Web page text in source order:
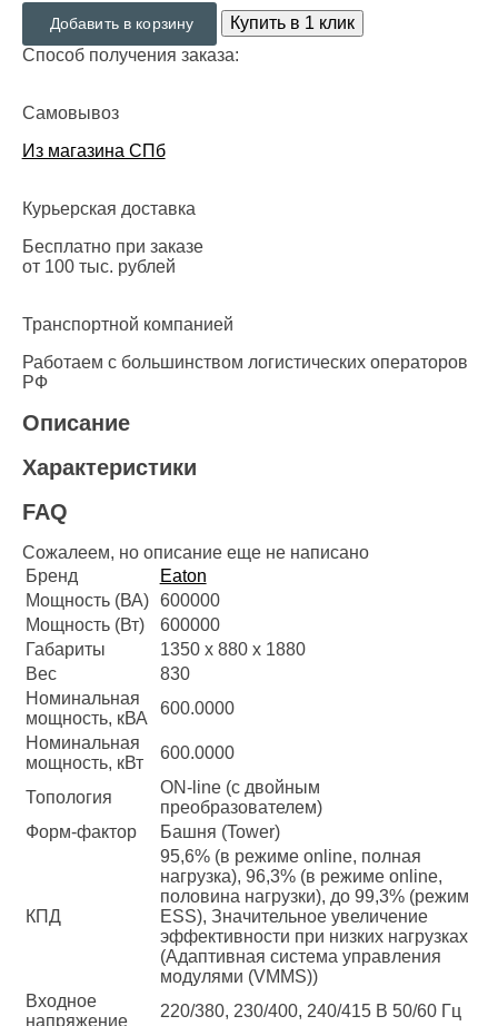
Добавить в корзину
Купить в 1 клик
Способ получения заказа:
Самовывоз
Из магазина СПб
Курьерская доставка
Бесплатно при заказе
от 100 тыс. рублей
Транспортной компанией
Работаем с большинством логистических операторов
РФ
Описание
Характеристики
FAQ
Сожалеем, но описание еще не написано
Бренд
Eaton
Мощность (ВА)
600000
Мощность (Вт)
600000
Габариты
1350 x 880 x 1880
Вес
830
Номинальная
мощность, кВА
600.0000
Номинальная
мощность, кВт
600.0000
Топология
ON-line (с двойным
преобразователем)
Форм-фактор
Башня (Tower)
КПД
95,6% (в режиме online, полная
нагрузка), 96,3% (в режиме online,
половина нагрузки), до 99,3% (режим
ESS), Значительное увеличение
эффективности при низких нагрузках
(Адаптивная система управления
модулями (VMMS))
Входное
напряжение
220/380, 230/400, 240/415 В 50/60 Гц